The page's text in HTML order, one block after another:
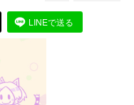
LINEで送る